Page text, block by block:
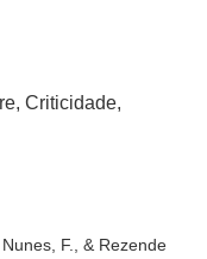
Criticidade
F., & Rezende